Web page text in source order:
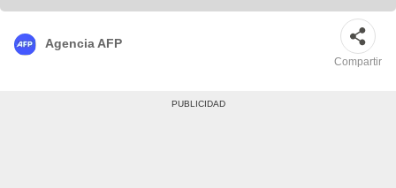
Agencia AFP
Compartir